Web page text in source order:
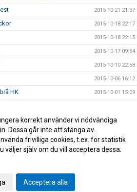
2015-10-21 21:37
2015-10-18 22:17
2015-10-18 22:15
2015-10-17 09:54
2015-10-10 22:58
2015-10-06 16:12
HK 2015-10-01 15:09
2015-08-17 16:04
till Petra Jönsson 2015-05-15 16:07
Webbversion
korrekt använder vi nödvändiga
Dessa går inte att stänga av.
frivilliga cookies, t.ex. för statistik
väljer själv om du vill acceptera dessa.
Acceptera alla